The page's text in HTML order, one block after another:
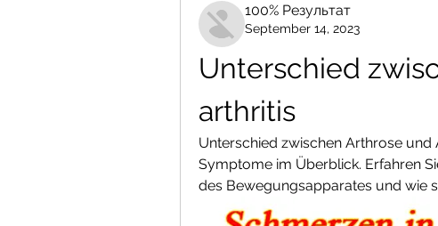
100% Результат
September 14, 2023
Unterschied
arthritis
Unterschied zwischen Arthrose und
Symptome im Überblick. Erfahren
des Bewegungsapparates und wie